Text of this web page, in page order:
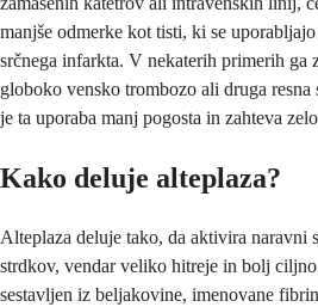
manjše odmerke kot tisti, ki se
srčnega infarkta. V nekaterih primerih ga
globoko vensko trombozo ali druga
je ta uporaba manj pogosta in zahteva
Kako deluje alteplaza?
Alteplaza deluje tako, da aktivira naravni
strdkov, vendar veliko hitreje in bolj
sestavljen iz beljakovine, imenovane